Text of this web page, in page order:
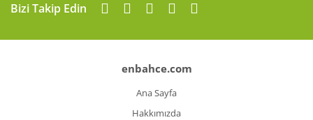
Bizi Takip Edin
enbahce.com
Ana Sayfa
Hakkımızda